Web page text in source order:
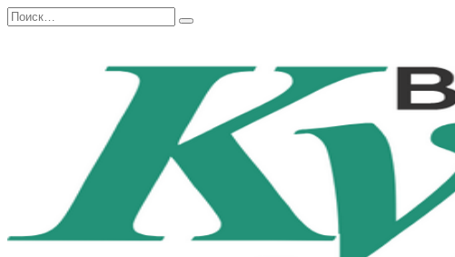
Перейти
к
Search
for: